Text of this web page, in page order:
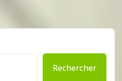
Rechercher